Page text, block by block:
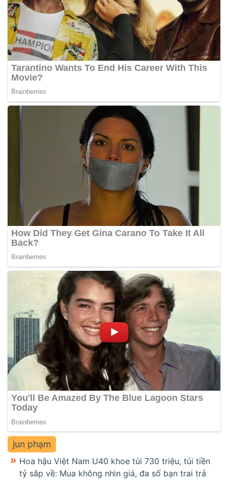
jun phạm
Hoa hậu Việt Nam U40 khoe túi 730 triệu, túi tiền
tỷ sắp về: Mua không nhìn giá, đa số bạn trai trả